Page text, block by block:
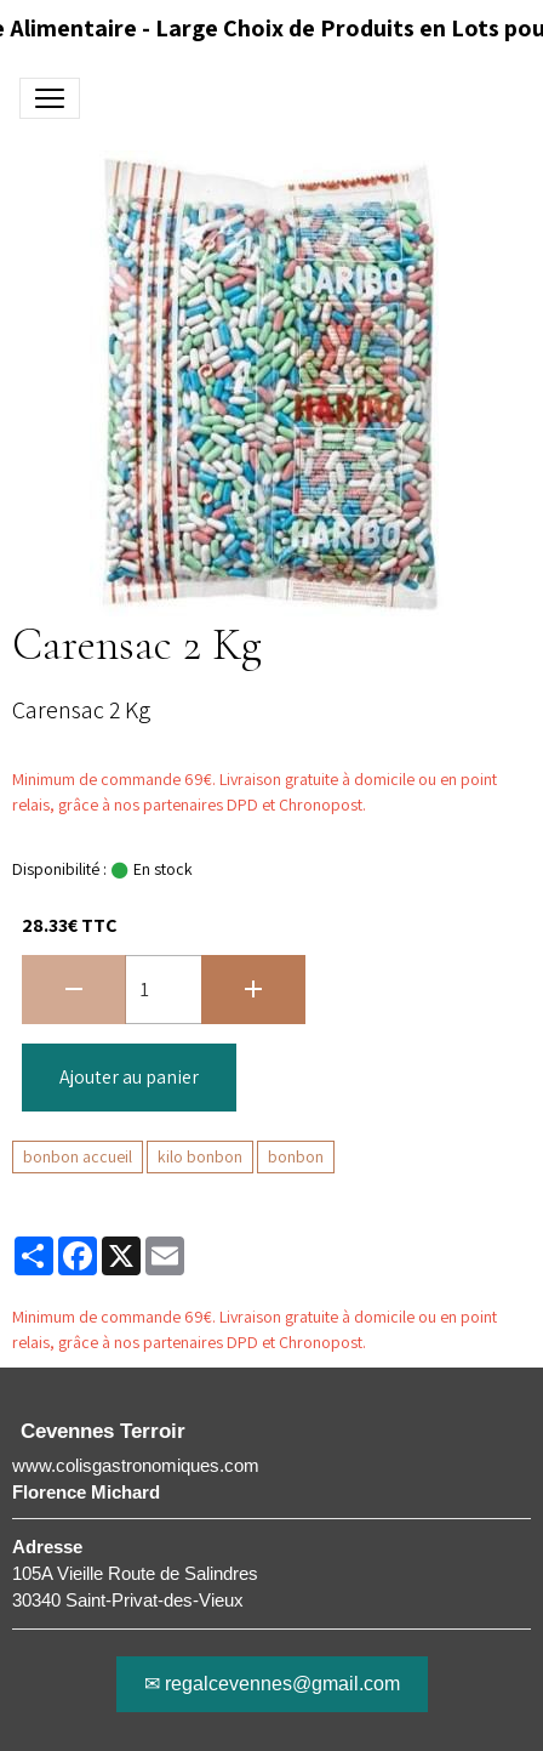
Alimentaire - Large Choix de Produits en Lots
Carensac 2 Kg
Carensac 2 Kg
Minimum de commande 69€. Livraison gratuite à domicile ou en point
relais, grâce à nos partenaires DPD et Chronopost.
Disponibilité : En stock
28.33€ TTC
Ajouter au panier
bonbon accueil kilo bonbon bonbon
PartagerFacebook
X
Minimum de commande 69€. Livraison gratuite à domicile ou en point
relais, grâce à nos partenaires DPD et Chronopost.
Cevennes Terroir
www.colisgastronomiques.com
Florence Michard
Adresse
105A Vieille Route de Salindres
30340 Saint-Privat-des-Vieux
✉ regalcevennes@gmail.com